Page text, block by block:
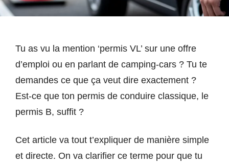
Tu as vu la mention ‘permis VL’ sur une offre
d’emploi ou en parlant de camping-cars ? Tu te
demandes ce que ça veut dire exactement ?
Est-ce que ton permis de conduire classique, le
permis B, suffit ?
Cet article va tout t’expliquer de manière simple
et directe. On va clarifier ce terme pour que tu